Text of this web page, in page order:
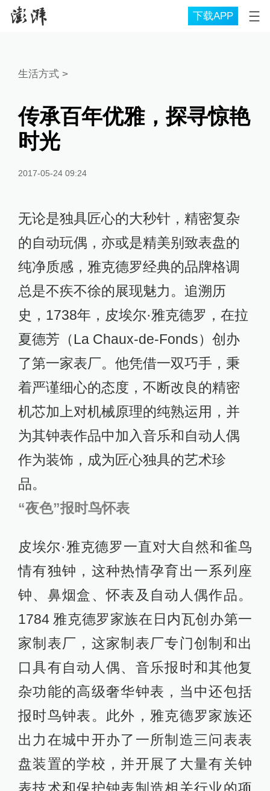
下载APP
生活方式>
传承百年优雅，探寻惊艳
时光
2017-05-24 09:24
无论是独具匠心的大秒针，精密复杂
的自动玩偶，亦或是精美别致表盘的
纯净质感，雅克德罗经典的品牌格调
总是不疾不徐的展现魅力。追溯历
史，1738年，皮埃尔·雅克德罗，在拉
夏德芳（La Chaux-de-Fonds）创办
了第一家表厂。他凭借一双巧手，秉
着严谨细心的态度，不断改良的精密
机芯加上对机械原理的纯熟运用，并
为其钟表作品中加入音乐和自动人偶
作为装饰，成为匠心独具的艺术珍
品。
“夜色”报时鸟怀表
皮埃尔·雅克德罗一直对大自然和雀鸟
情有独钟，这种热情孕育出一系列座
钟、鼻烟盒、怀表及自动人偶作品。
1784 雅克德罗家族在日内瓦创办第一
家制表厂，这家制表厂专门创制和出
口具有自动人偶、音乐报时和其他复
杂功能的高级奢华钟表，当中还包括
报时鸟钟表。此外，雅克德罗家族还
出力在城中开办了一所制造三问表表
盘装置的学校，并开展了大量有关钟